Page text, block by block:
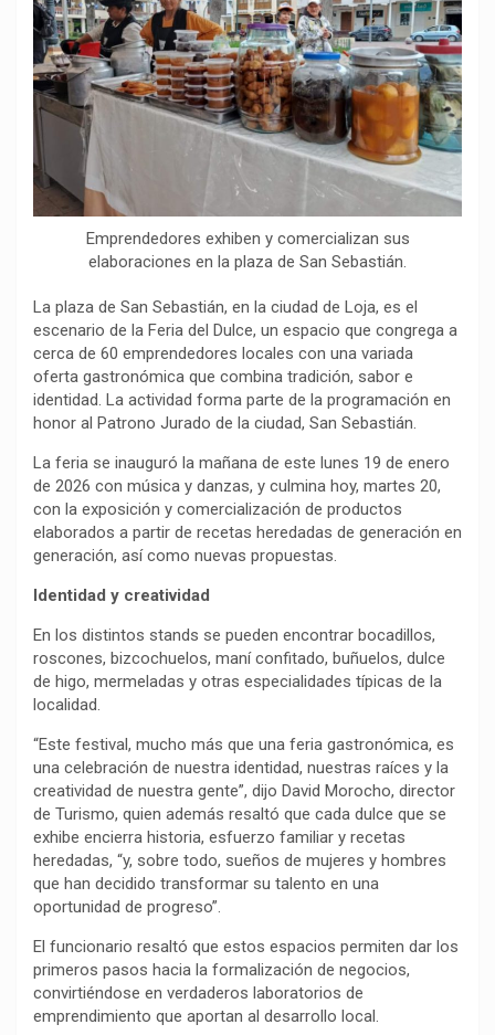
o
k
p
p
a
m
n
k
t
i
r
Emprendedores exhiben y comercializan sus
elaboraciones en la plaza de San Sebastián.
La plaza de San Sebastián, en la ciudad de Loja, es el
escenario de la Feria del Dulce, un espacio que congrega a
cerca de 60 emprendedores locales con una variada
oferta gastronómica que combina tradición, sabor e
identidad. La actividad forma parte de la programación en
honor al Patrono Jurado de la ciudad, San Sebastián.
La feria se inauguró la mañana de este lunes 19 de enero
de 2026 con música y danzas, y culmina hoy, martes 20,
con la exposición y comercialización de productos
elaborados a partir de recetas heredadas de generación en
generación, así como nuevas propuestas.
Identidad y creatividad
En los distintos stands se pueden encontrar bocadillos,
roscones, bizcochuelos, maní confitado, buñuelos, dulce
de higo, mermeladas y otras especialidades típicas de la
localidad.
“Este festival, mucho más que una feria gastronómica, es
una celebración de nuestra identidad, nuestras raíces y la
creatividad de nuestra gente”, dijo David Morocho, director
de Turismo, quien además resaltó que cada dulce que se
exhibe encierra historia, esfuerzo familiar y recetas
heredadas, “y, sobre todo, sueños de mujeres y hombres
que han decidido transformar su talento en una
oportunidad de progreso”.
El funcionario resaltó que estos espacios permiten dar los
primeros pasos hacia la formalización de negocios,
convirtiéndose en verdaderos laboratorios de
emprendimiento que aportan al desarrollo local.